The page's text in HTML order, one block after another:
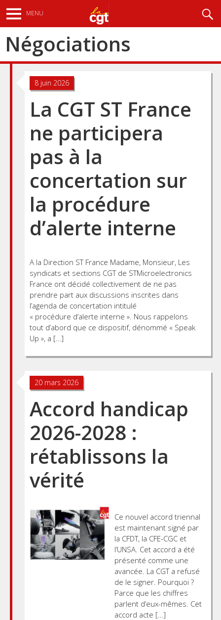
au
contenu
principal
MENU
Négociations
8 juin 2026
La CGT ST France
ne participera
pas à la
concertation sur
la procédure
d’alerte interne
A la Direction ST France Madame, Monsieur, Les
syndicats et sections CGT de STMicroelectronics
France ont décidé collectivement de ne pas
prendre part aux discussions inscrites dans
l’agenda de concertation intitulé
« procédure d’alerte interne ». Nous rappelons
tout d’abord que ce dispositif, dénommé « Speak
Up », a […]
20 mars 2026
Accord handicap
2026-2028 :
rétablissons la
vérité
Ce nouvel accord triennal
est maintenant signé par
la CFDT, la CFE-CGC et
l’UNSA. Cet accord a été
présenté comme une
avancée. La CGT a refusé
de le signer. Pourquoi ?
Parce que les chiffres
parlent d’eux-mêmes. Cet
accord acte […]